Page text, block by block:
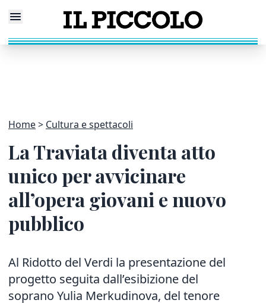
Home Cultura e spettacoli
La Traviata diventa atto
unico per avvicinare
all’opera giovani e nuovo
pubblico
Al Ridotto del Verdi la presentazione del
progetto seguita dall’esibizione del
soprano Yulia Merkudinova, del tenore